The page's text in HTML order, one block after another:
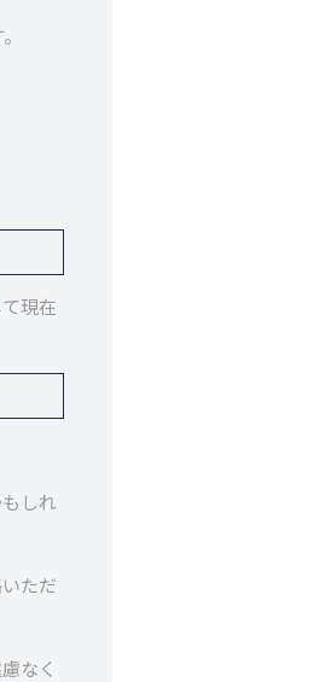
現在
しれ
ただ
なく